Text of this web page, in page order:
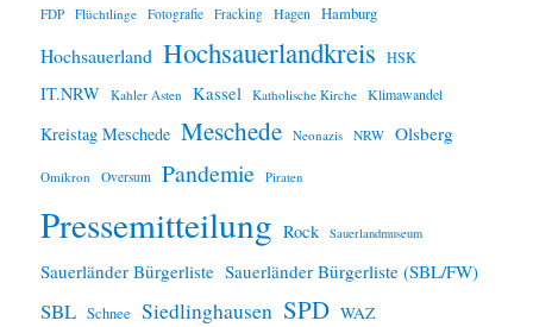
FDP Flüchtlinge Fotografie Fracking Hagen Hamburg
Hochsauerland Hochsauerlandkreis HSK
IT.NRW Kahler Asten Kassel Katholische Kirche Klimawandel
Kreistag Meschede Meschede Neonazis NRW Olsberg
Omikron Oversum Pandemie Piraten
Pressemitteilung Rock Sauerlandmuseum
Sauerländer Bürgerliste Sauerländer Bürgerliste (SBL/FW)
SBL Schnee Siedlinghausen SPD WAZ